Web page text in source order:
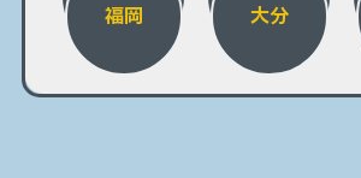
福岡 大分